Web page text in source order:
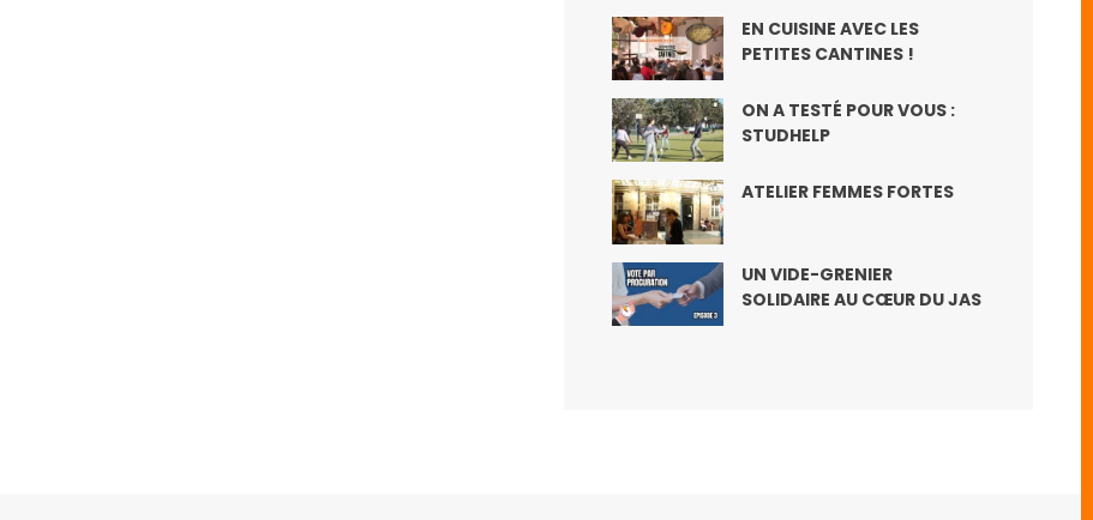
EN CUISINE AVEC LES
PETITES CANTINES !
ON A TESTÉ POUR VOUS :
STUDHELP
ATELIER FEMMES FORTES
UN VIDE-GRENIER
SOLIDAIRE AU CŒUR DU JAS